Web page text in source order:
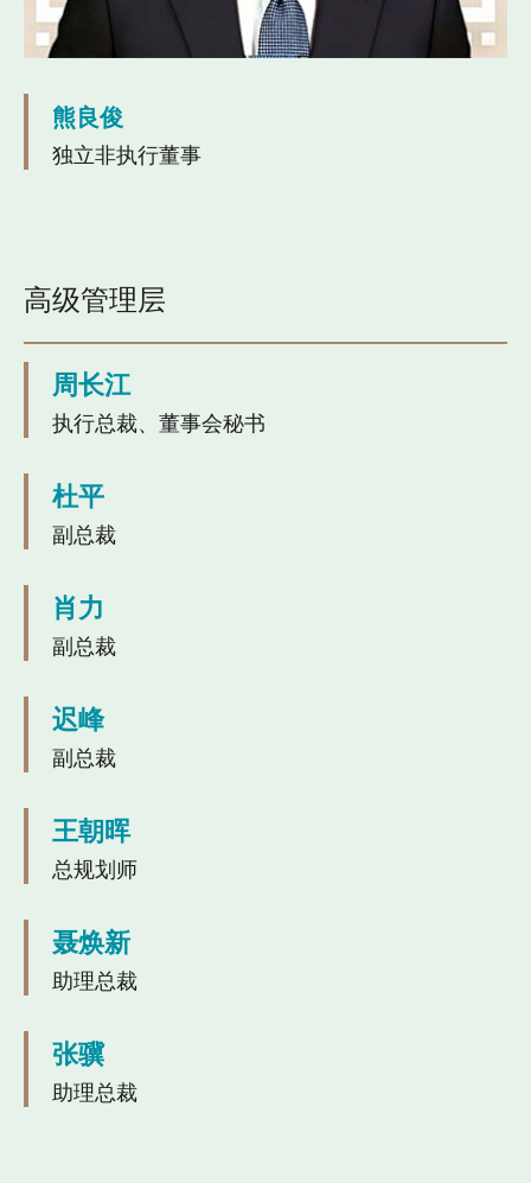
熊良俊
独立非执行董事
高级管理层
周长江
执行总裁、董事会秘书
杜平
副总裁
肖力
副总裁
迟峰
副总裁
王朝晖
总规划师
聂焕新
助理总裁
张骥
助理总裁